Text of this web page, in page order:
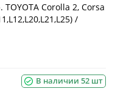
Corolla 2, Corsa
/
В наличии 52 шт